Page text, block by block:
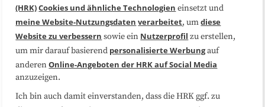
Medienarbeit Kooperationen
Datenschutzerklärung Impressum
Sitemap
(HRK)Cookies und ähnliche Technologien einsetzt und
meine Website-Nutzungsdaten verarbeitet, umdiese
Website zu verbessern sowie ein Nutzerprofil zu erstellen,
um mir darauf basierend personalisierte Werbungauf
anderenOnline-Angeboten der HRK auf Social Media
anzuzeigen.
Ich bin auch damit einverstanden, dass die HRK ggf. zu